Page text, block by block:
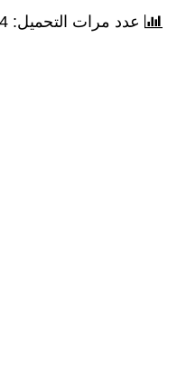
عدد مرات التحميل: 4